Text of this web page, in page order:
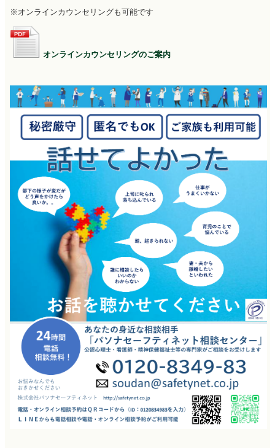
※オンラインカウンセリングも可能です
オンラインカウンセリングのご案内